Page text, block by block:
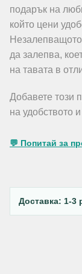
подарък на
който цени
да залепва,
на тавата в
Добавете този
на удобството
💬 Попитай за
Доставка: 1-3